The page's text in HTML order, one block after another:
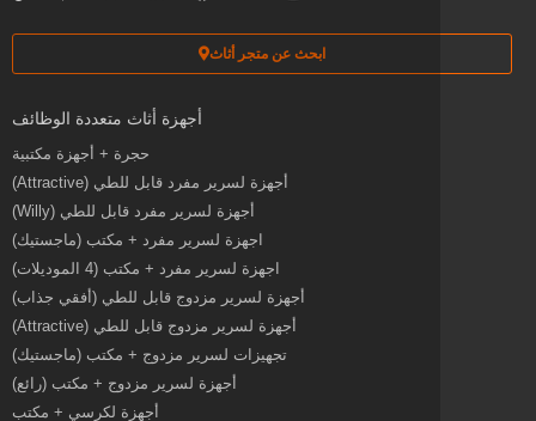
ابحث عن متجر أثاث
أجهزة أثاث متعددة الوظائف
حجرة + أجهزة مكتبية
أجهزة لسرير مفرد قابل للطي (Attractive)
أجهزة لسرير مفرد قابل للطي (Willy)
اجهزة لسرير مفرد + مكتب (ماجستيك)
اجهزة لسرير مفرد + مكتب (4 الموديلات)
أجهزة لسرير مزدوج قابل للطي (أفقي جذاب)
أجهزة لسرير مزدوج قابل للطي (Attractive)
تجهيزات لسرير مزدوج + مكتب (ماجستيك)
أجهزة لسرير مزدوج + مكتب (رائع)
أجهزة لكرسي + مكتب